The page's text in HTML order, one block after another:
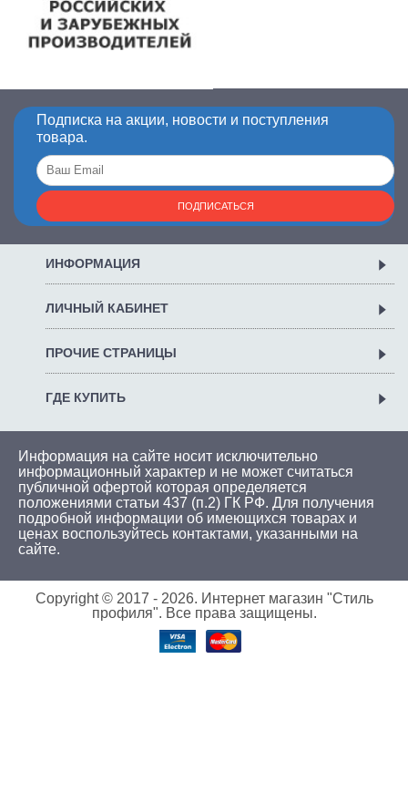
Подписка на акции, новости и поступления
товара.
ПОДПИСАТЬСЯ
ИНФОРМАЦИЯ
ЛИЧНЫЙ КАБИНЕТ
ПРОЧИЕ СТРАНИЦЫ
ГДЕ КУПИТЬ
Информация на сайте носит исключительно
информационный характер и не может считаться
публичной офертой которая определяется
положениями статьи 437 (п.2) ГК РФ. Для получения
подробной информации об имеющихся товарах и
ценах воспользуйтесь контактами, указанными на
сайте.
Copyright © 2017 - 2026. Интернет магазин "Стиль
профиля". Все права защищены.